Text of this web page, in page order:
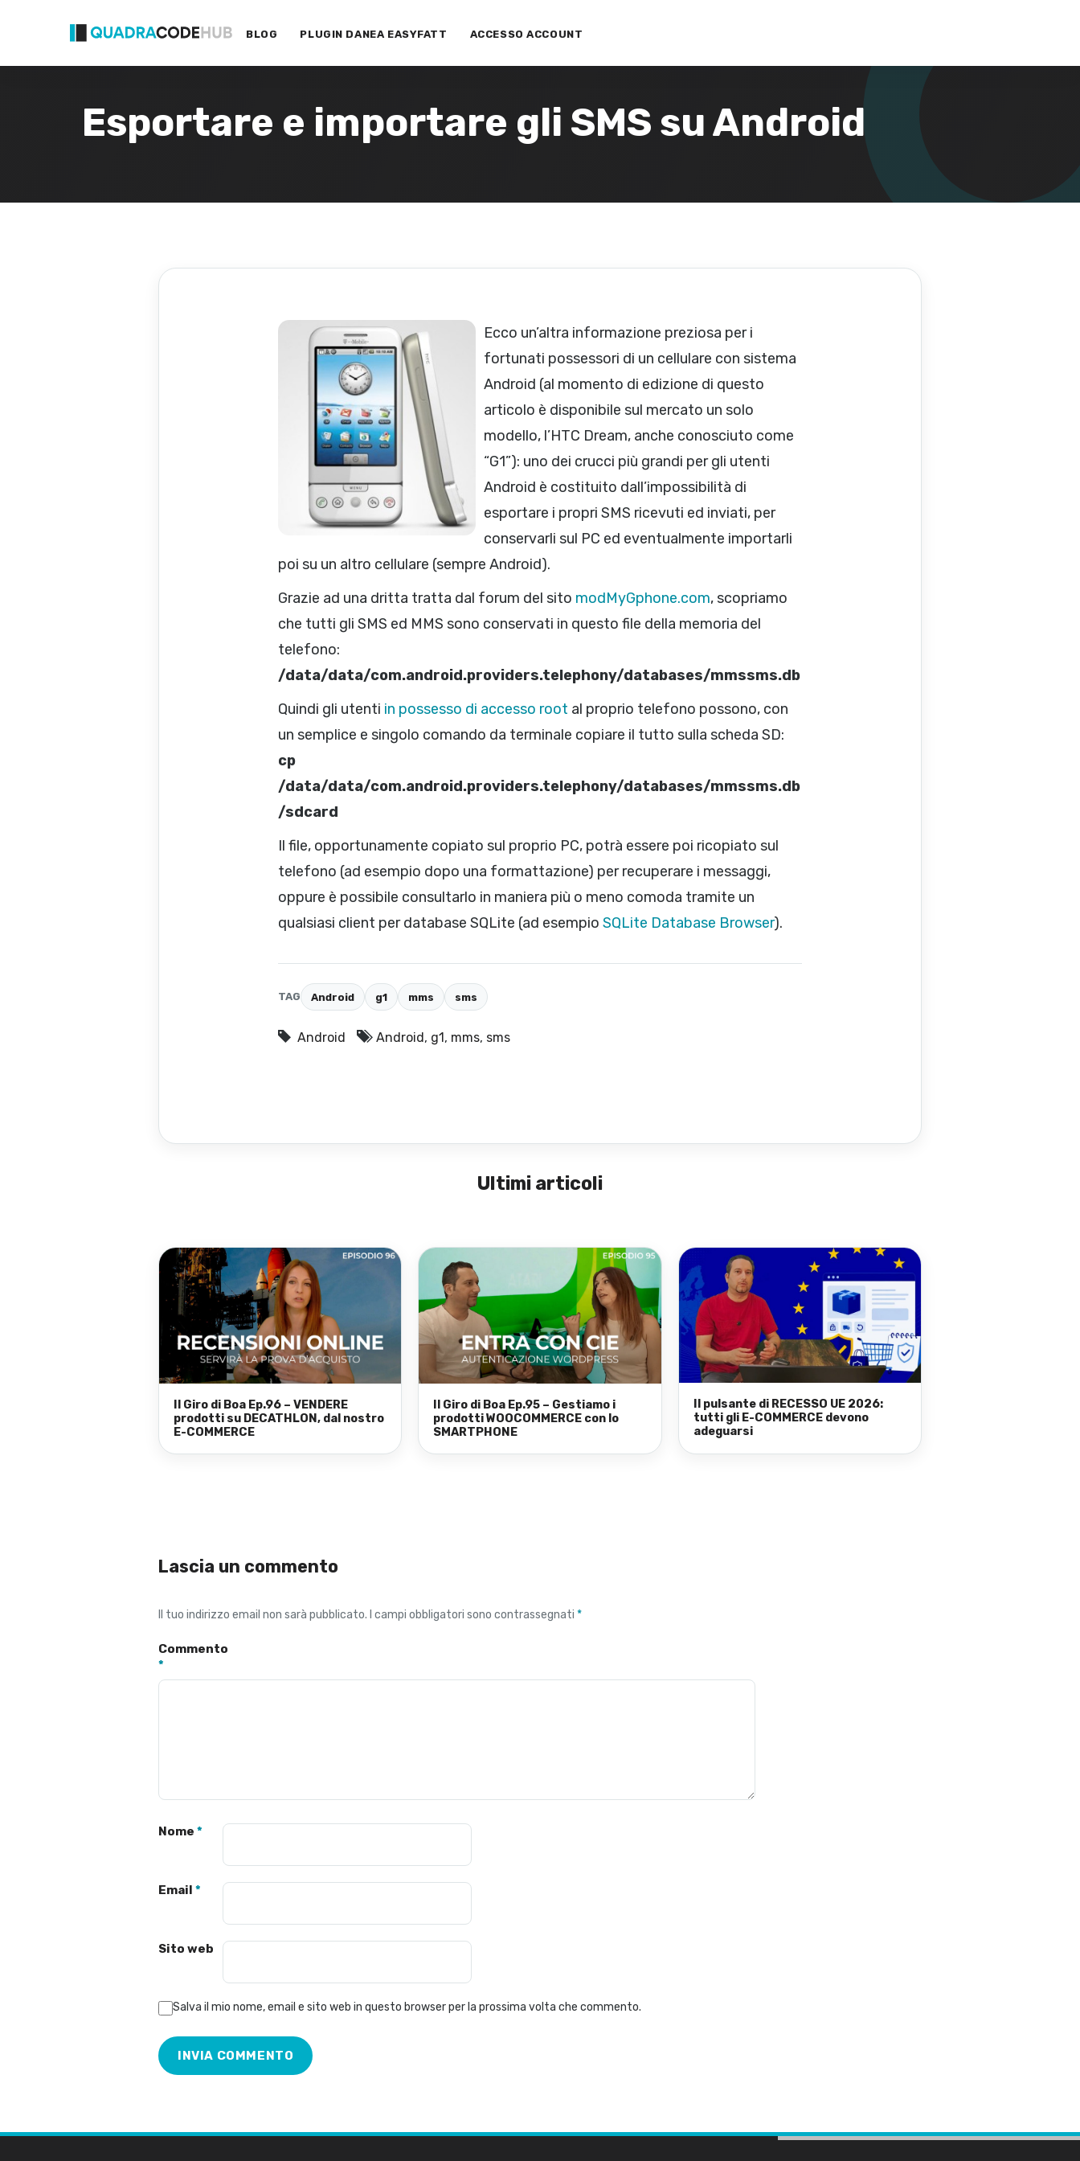
BLOG PLUGIN DANEA EASYFATT ACCESSO ACCOUNT
Esportare e importare gli SMS su Android
Ecco un’altra informazione preziosa per i
fortunati possessori di un cellulare con sistema
Android (al momento di edizione di questo
articolo è disponibile sul mercato un solo
modello, l’HTC Dream, anche conosciuto come
“G1”): uno dei crucci più grandi per gli utenti
Android è costituito dall’impossibilità di
esportare i propri SMS ricevuti ed inviati, per
conservarli sul PC ed eventualmente importarli
poi su un altro cellulare (sempre Android).
Grazie ad una dritta tratta dal forum del sito modMyGphone.com, scopriamo
che tutti gli SMS ed MMS sono conservati in questo file della memoria del
telefono:
/data/data/com.android.providers.telephony/databases/mmssms.db
Quindi gli utenti in possesso di accesso root al proprio telefono possono, con
un semplice e singolo comando da terminale copiare il tutto sulla scheda SD:
cp
/data/data/com.android.providers.telephony/databases/mmssms.db
/sdcard
Il file, opportunamente copiato sul proprio PC, potrà essere poi ricopiato sul
telefono (ad esempio dopo una formattazione) per recuperare i messaggi,
oppure è possibile consultarlo in maniera più o meno comoda tramite un
qualsiasi client per database SQLite (ad esempio SQLite Database Browser).
TAG Android g1 mms sms
Android Android, g1, mms, sms
Ultimi articoli
Il Giro di Boa Ep.96 – VENDERE
prodotti su DECATHLON, dal nostro
E-COMMERCE
Il Giro di Boa Ep.95 – Gestiamo i
prodotti WOOCOMMERCE con lo
SMARTPHONE
Il pulsante di RECESSO UE 2026:
tutti gli E-COMMERCE devono
adeguarsi
Lascia un commento
Il tuo indirizzo email non sarà pubblicato. I campi obbligatori sono contrassegnati *
Commento
*
Nome *
Email *
Sito web
Salva il mio nome, email e sito web in questo browser per la prossima volta che commento.